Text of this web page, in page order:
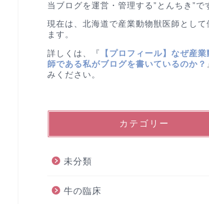
当ブログを運営・管理する”とんちき”で
現在は、北海道で産業動物獣医師として
ます。
詳しくは、『
【プロフィール】なぜ産
師である私がブログを書いているのか？
みください。
カテゴリー
未分類
牛の臨床